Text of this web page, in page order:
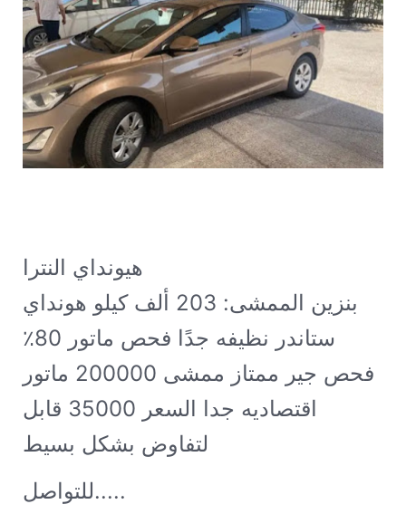
هيونداي النترا GL 2016 قير اوتماتيك
بنزين الممشى: 203 ألف كيلو
هونداي
ستاندر نظيفه جدًا فحص ماتور 80٪؜
فحص جير ممتاز ممشى 200000 ماتور
1600 اقتصاديه جدا السعر 35000 قابل
لتفاوض بشكل بسيط
للتواصل.....